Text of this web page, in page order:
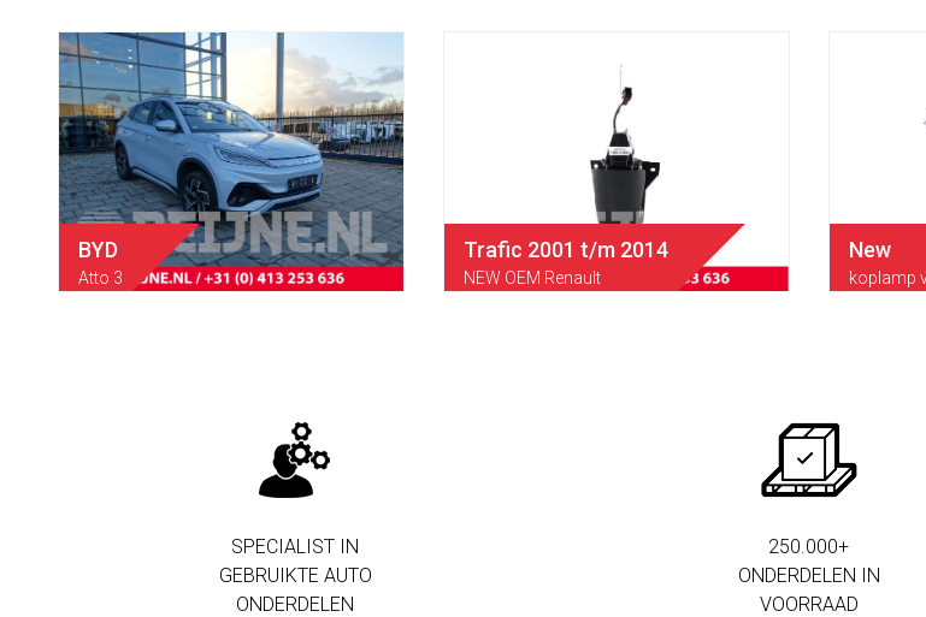
BYD
Atto 3
Trafic 2001 t/m 2014
NEW OEM Renault
New
koplamp
SPECIALIST IN
GEBRUIKTE AUTO
ONDERDELEN
250.000+
ONDERDELEN IN
VOORRAAD